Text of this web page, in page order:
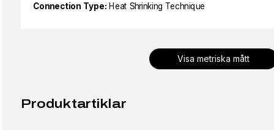
Connection Type: Heat Shrinking Technique
Visa metriska mått
Produktartiklar